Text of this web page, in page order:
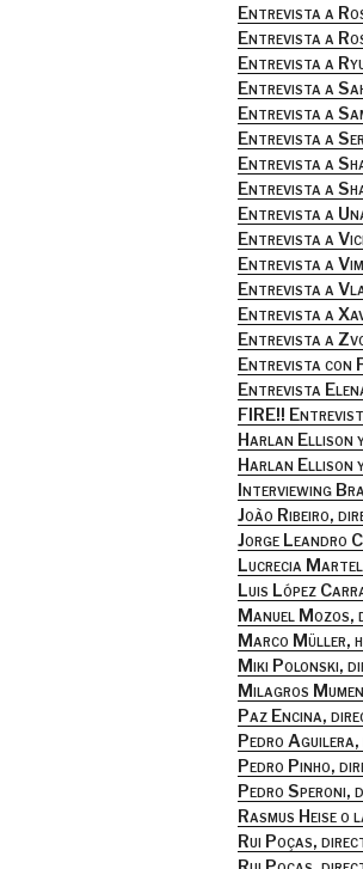
Entrevista a
Entrevista a
Entrevista a
Entrevista a
Entrevista a
Entrevista a
Entrevista a
Entrevista a
Entrevista a
Entrevista a
Entrevista a
Entrevista a
Entrevista a
Entrevista a
Entrevista con
Entrevista
FIRE!!
Harlan Ellison
Harlan Ellison
Interviewing
João Ribeiro,
Jorge Leandro
Lucrecia
Luis López
Manuel Mozos,
Marco Müller,
Miki Polonski,
Milagros
Paz Encina,
Pedro
Pedro Pinho,
Pedro Speroni,
Rasmus Heise
Rui Poças,